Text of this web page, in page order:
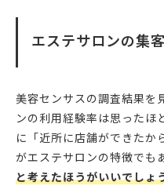
エステサロンの集
美容センサスの調査結果を
ンの利用経験率は思ったほ
に「近所に店舗ができたか
がエステサロンの特徴でも
と考えたほうがいいでしょ